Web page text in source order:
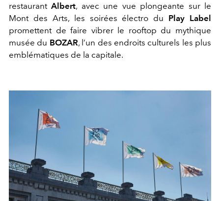
restaurantAlbert, avec une vue plongeante sur le
Mont des Arts, les soirées électro du Play Label
promettent de faire vibrer le rooftop du mythique
musée du BOZAR, l’un des endroits culturels les plus
emblématiques de la capitale.